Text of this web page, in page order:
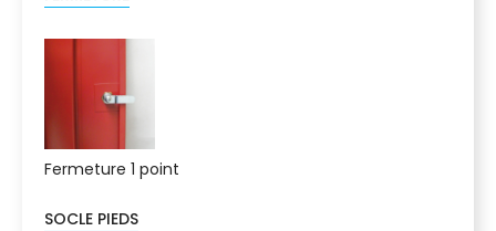
Fermeture 1 point
SOCLE PIEDS